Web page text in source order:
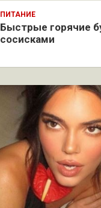
ПИТАНИЕ
Быстрые горячие
сосисками